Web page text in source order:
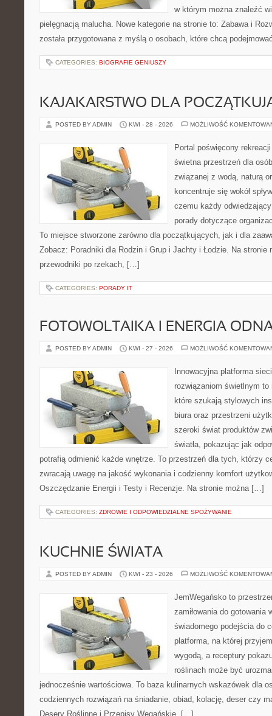
w którym można znaleźć
pielęgnacją malucha. Nowe kategorie na stronie to: Zabawa i
została przygotowana z myślą o osobach, które chcą
CATEGORIES: BIOGRAFIE GENIUSZY
KAJAKARSTWO DLA
POSTED BY ADMIN KWI - 28 - 2026 MOŻLIWOŚĆ
Portal poświęcony
świetna przestrzeń dla
związanej z wodą, naturą
koncentruje się wokół
czemu każdy
porady dotyczące
To miejsce stworzone zarówno dla początkujących, jak i dla
Zobacz: Poradniki dla Rodzin i Grup i Jachty i Łodzie. Na stronie
przewodniki po rzekach, […]
CATEGORIES: PORADY IT
FOTOWOLTAIKA I ENERGIA
POSTED BY ADMIN KWI - 27 - 2026 MOŻLIWOŚĆ
Innowacyjna platforma
rozwiązaniom świetlnym
które szukają stylowych
biura oraz przestrzeni
szeroki świat produktów
światła, pokazując jak
potrafią odmienić każde wnętrze. To przestrzeń dla tych, którzy
zwracają uwagę na jakość wykonania i codzienny komfort
Oszczędzanie Energii i Testy i Recenzje. Na stronie można […]
CATEGORIES: ZDROWIE I ODPOWIEDZIALNE SPOŻYWANIE
KUCHNIE ŚWIATA
POSTED BY ADMIN KWI - 23 - 2026 MOŻLIWOŚĆ
JemWegańsko to
zamiłowania do gotowania
świadomego podejścia do
platforma, na której
wygodą, a receptury
roślinach może być
jednocześnie wartościowa. To baza kulinarnych wskazówek dla
codziennych rozwiązań na śniadanie, obiad, kolację, deser czy
Desery Roślinne i Przepisy Wegańskie. […]